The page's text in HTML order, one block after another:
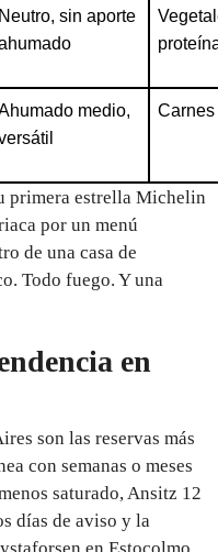
Neutro, sin aporte
medio,
primera estrella Michelin
por un menú
de una casa de
Todo fuego. Y una
en
son las reservas más
con semanas o meses
saturado, Ansitz 12
días de aviso y la